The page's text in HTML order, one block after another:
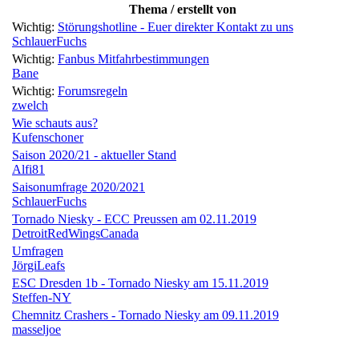
Thema / erstellt von
Wichtig: Störungshotline - Euer direkter Kontakt zu uns
SchlauerFuchs
Wichtig: Fanbus Mitfahrbestimmungen
Bane
Wichtig: Forumsregeln
zwelch
Wie schauts aus?
Kufenschoner
Saison 2020/21 - aktueller Stand
Alfi81
Saisonumfrage 2020/2021
SchlauerFuchs
Tornado Niesky - ECC Preussen am 02.11.2019
DetroitRedWingsCanada
Umfragen
JörgiLeafs
ESC Dresden 1b - Tornado Niesky am 15.11.2019
Steffen-NY
Chemnitz Crashers - Tornado Niesky am 09.11.2019
masseljoe